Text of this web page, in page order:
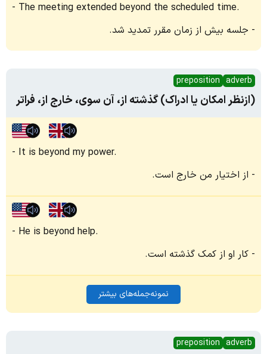
The meeting extended beyond the scheduled time.
جلسه بیش از زمان مقرر تمدید شد.
adverb
preposition
(ازنظر امکان یا ادراک) گذشته از، آن سوی، خارج از، فراتر
It is beyond my power.
از اختیار من خارج است.
He is beyond help.
کار او از کمک گذشته است.
نمونه‌جمله‌های بیشتر
adverb
preposition